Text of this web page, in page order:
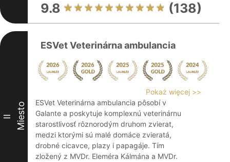
9.8 (138)
II Miesto
ESVet Veterinárna ambulancia
Pokaż więcej >>
ESVet Veterinárna ambulancia pôsobí v
Galante a poskytuje komplexnú veterinárnu
starostlivosť rôznorodým druhom zvierat,
medzi ktorými sú malé domáce zvieratá,
drobné cicavce, plazy i papagáje. Tím
zložený z MVDr. Eleméra Kálmána a MVDr.